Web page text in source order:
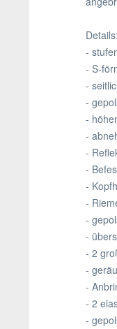
Details:
-
- S-
-
-
-
-
-
-
-
-
-
-
- 2
-
-
- 2
-